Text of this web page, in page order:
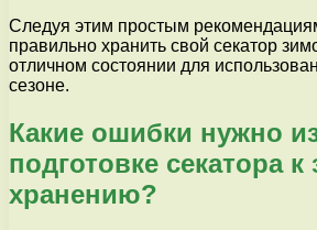
Следуя этим простым
правильно хранить свой секатор
отличном состоянии для
сезоне.
Какие ошибки нужно
подготовке секатора
хранению?